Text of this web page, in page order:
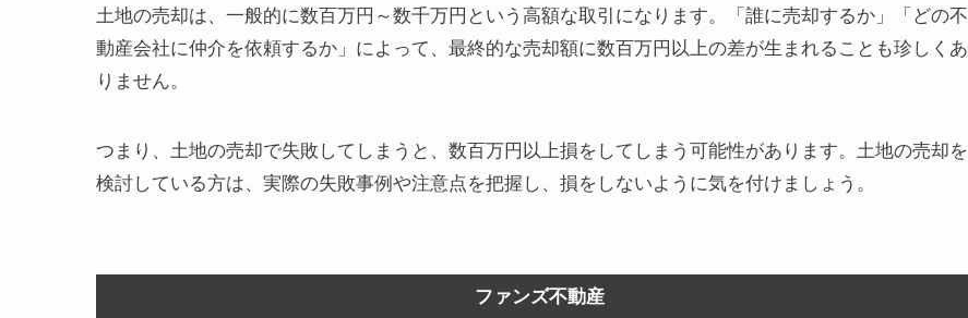
土地の売却は、一般的に数百万円～数千万円という高額な取引になります。「誰に売却するか」「どの不
動産会社に仲介を依頼するか」によって、最終的な売却額に数百万円以上の差が生まれることも珍しくあ
りません。
つまり、土地の売却で失敗してしまうと、数百万円以上損をしてしまう可能性があります。土地の売却を
検討している方は、実際の失敗事例や注意点を把握し、損をしないように気を付けましょう。
ファンズ不動産